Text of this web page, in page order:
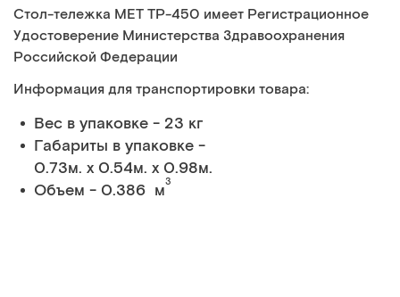
Стол-тележка МЕТ ТP-450 имеет Регистрационное
Удостоверение Министерства Здравоохранения
Российской Федерации
Информация для транспортировки товара:
Вес в упаковке - 23 кг
Габариты в упаковке -
0.73м. x 0.54м. x 0.98м.
Объем - 0.386 м3